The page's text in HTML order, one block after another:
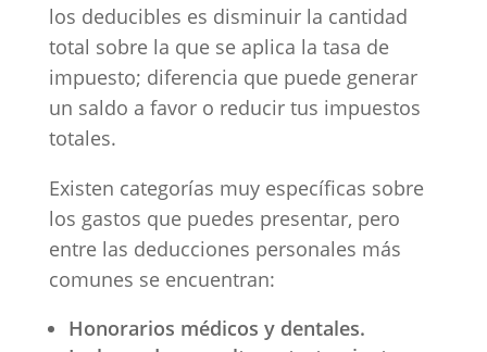
los deducibles es disminuir la cantidad
total sobre la que se aplica la tasa de
impuesto; diferencia que puede generar
un saldo a favor o reducir tus impuestos
totales.
Existen categorías muy específicas sobre
los gastos que puedes presentar, pero
entre las deducciones personales más
comunes se encuentran:
Honorarios médicos y dentales.